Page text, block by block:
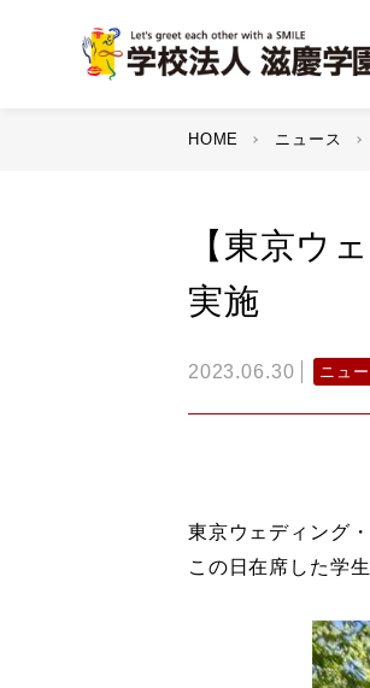
HOME ニュース
【東京ウ
実施
2023.06.30 ニュ
東京ウェディング
この日在席した学